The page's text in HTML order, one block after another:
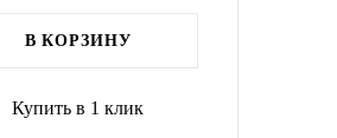
В КОРЗИНУ
Купить в 1 клик